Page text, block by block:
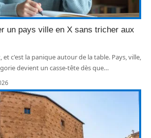
un pays ville en X sans tricher aux
et c'est la panique autour de la table. Pays, ville,
devient un casse-tête dès que…